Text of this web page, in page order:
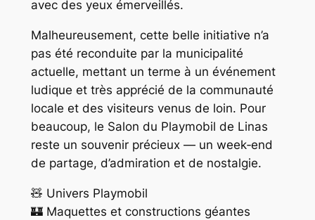
avec des yeux émerveillés.
Malheureusement, cette belle initiative n’a
pas été reconduite par la municipalité
actuelle, mettant un terme à un événement
ludique et très apprécié de la communauté
locale et des visiteurs venus de loin. Pour
beaucoup, le Salon du Playmobil de Linas
reste un souvenir précieux — un week‑end
de partage, d’admiration et de nostalgie.
🧸 Univers Playmobil
🏰 Maquettes et constructions géantes